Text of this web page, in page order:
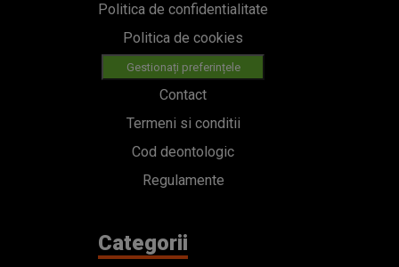
Politica de confidentialitate
Politica de cookies
Gestionați preferințele
Contact
Termeni si conditii
Cod deontologic
Regulamente
Categorii